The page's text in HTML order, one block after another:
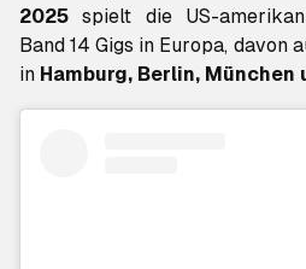
2025 spielt die US-
Band 14 Gigs in Europa, davon
in Hamburg, Berlin,